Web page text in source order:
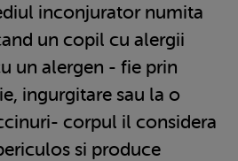
inconjurator numita
un copil cu alergii
un alergen - fie prin
ingurgitare sau la o
corpul il considera
si produce